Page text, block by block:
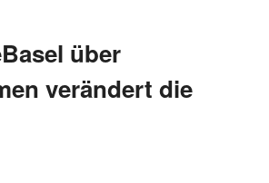
über
verändert die